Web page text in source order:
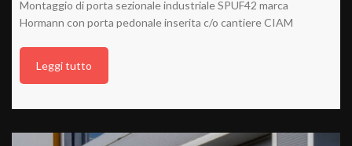
Montaggio di porta sezionale industriale SPUF42 marca
Hormann con porta pedonale inserita c/o cantiere CIAM
Leggi tutto